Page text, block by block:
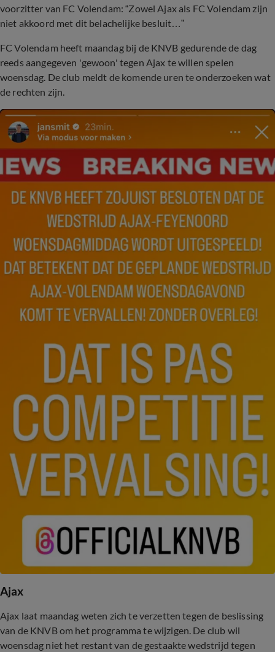
voorzitter van FC Volendam: “Zowel Ajax als FC Volendam zijn
niet akkoord met dit belachelijke besluit…”
FC Volendam heeft maandag bij de KNVB gedurende de dag
reeds aangegeven 'gewoon' tegen Ajax te willen spelen
woensdag. De club meldt de komende uren te onderzoeken wat
de rechten zijn.
Ajax
Ajax laat maandag weten zich te verzetten tegen de beslissing
van de KNVB om het programma te wijzigen. De club wil
woensdag niet het restant van de gestaakte wedstrijd tegen